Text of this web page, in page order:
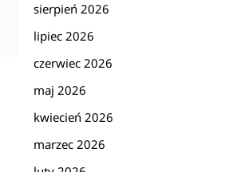
sierpień 2026
lipiec 2026
czerwiec 2026
maj 2026
kwiecień 2026
marzec 2026